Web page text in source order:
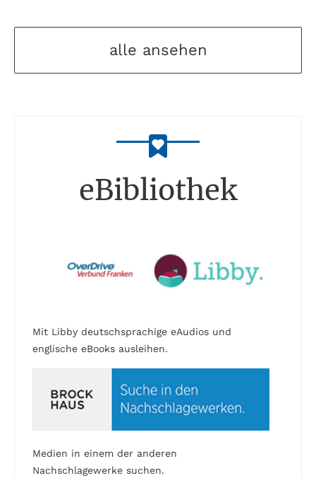
alle ansehen
eBibliothek
Mit Libby deutschsprachige eAudios und
englische eBooks ausleihen.
Medien in einem der anderen
Nachschlagewerke suchen.